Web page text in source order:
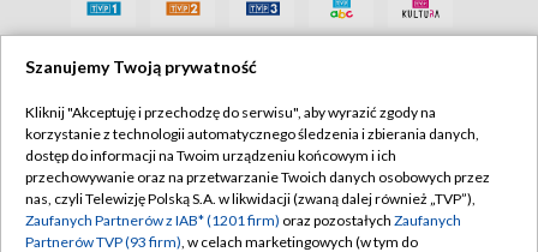
Szanujemy Twoją prywatność
Kliknij "Akceptuję i przechodzę do serwisu", aby wyrazić zgody na
korzystanie z technologii automatycznego śledzenia i zbierania danych,
dostęp do informacji na Twoim urządzeniu końcowym i ich
przechowywanie oraz na przetwarzanie Twoich danych osobowych przez
nas, czyli Telewizję Polską S.A. w likwidacji (zwaną dalej również „TVP”),
Zaufanych Partnerów z IAB* (1201 firm) oraz pozostałych Zaufanych
Partnerów TVP (93 firm), w celach marketingowych (w tym do